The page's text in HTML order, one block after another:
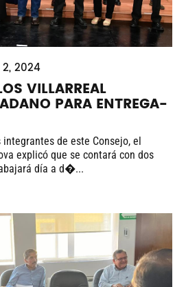
2, 2024
VILLARREAL
PARA ENTREGA-
de este Consejo, el
explicó que se contará con dos
día a d�...